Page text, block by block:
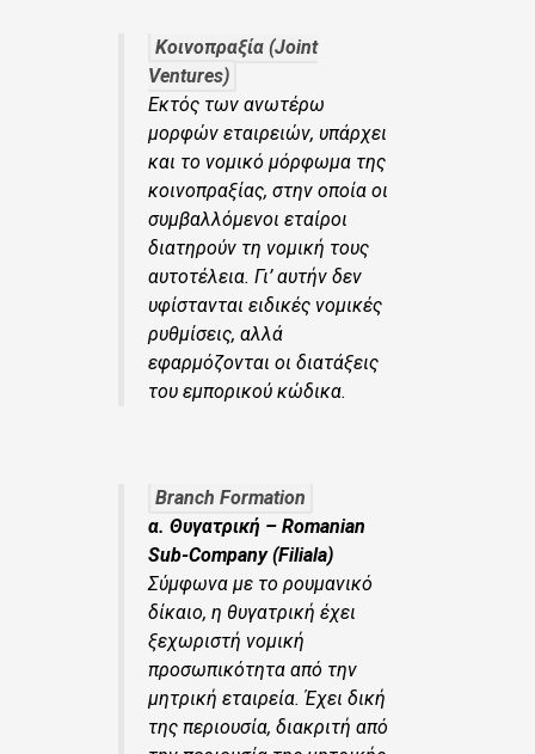
Κοινοπραξία (Joint
Ventures)
Εκτός των ανωτέρω
μορφών εταιρειών, υπάρχει
και το νομικό μόρφωμα της
κοινοπραξίας, στην οποία οι
συμβαλλόμενοι εταίροι
διατηρούν τη νομική τους
αυτοτέλεια. Γι’ αυτήν δεν
υφίστανται ειδικές νομικές
ρυθμίσεις, αλλά
εφαρμόζονται οι διατάξεις
του εμπορικού κώδικα.
Branch Formation
α. Θυγατρική – Romanian
Sub-Company (Filiala)
Σύμφωνα με το ρουμανικό
δίκαιο, η θυγατρική έχει
ξεχωριστή νομική
προσωπικότητα από την
μητρική εταιρεία. Έχει δική
της περιουσία, διακριτή από